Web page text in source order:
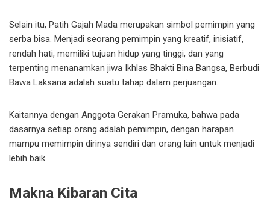
Selain itu, Patih Gajah Mada merupakan simbol pemimpin yang
serba bisa. Menjadi seorang pemimpin yang kreatif, inisiatif,
rendah hati, memiliki tujuan hidup yang tinggi, dan yang
terpenting menanamkan jiwa Ikhlas Bhakti Bina Bangsa, Berbudi
Bawa Laksana adalah suatu tahap dalam perjuangan.
Kaitannya dengan Anggota Gerakan Pramuka, bahwa pada
dasarnya setiap orsng adalah pemimpin, dengan harapan
mampu memimpin dirinya sendiri dan orang lain untuk menjadi
lebih baik.
Makna Kibaran Cita